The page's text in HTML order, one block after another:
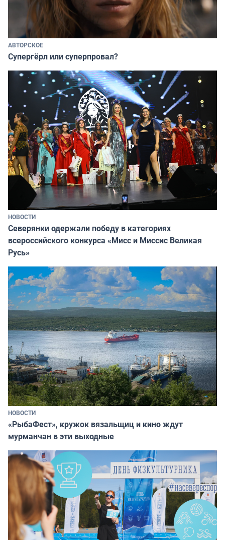
АВТОРСКОЕ
Супергёрл или суперпровал?
НОВОСТИ
Северянки одержали победу в категориях
всероссийского конкурса «Мисс и Миссис Великая
Русь»
НОВОСТИ
«РыбаФест», кружок вязальщиц и кино ждут
мурманчан в эти выходные